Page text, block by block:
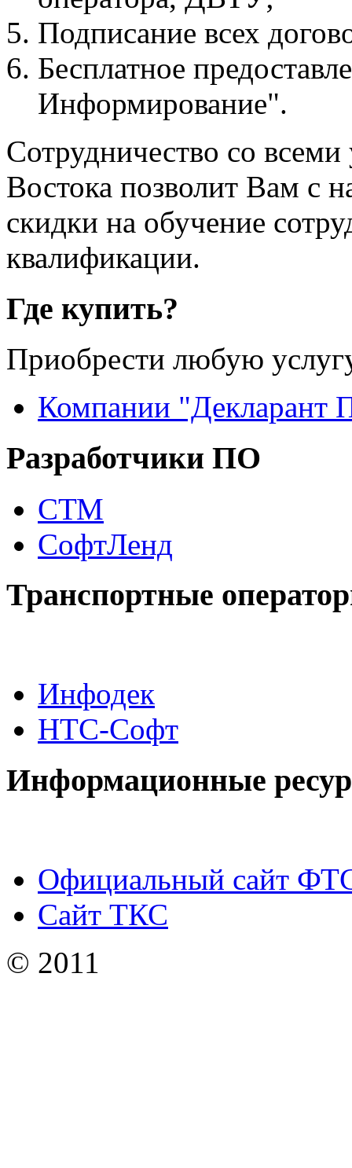
Подписание всех
Бесплатное
Информирование".
Сотрудничество со
Востока позволит Вам с
скидки на обучение
квалификации.
Где купить?
Приобрести любую
Компании "Декларант
Разработчики ПО
СТМ
СофтЛенд
Транспортные
Инфодек
НТС-Софт
Информационные
Официальный сайт
Сайт ТКС
© 2011